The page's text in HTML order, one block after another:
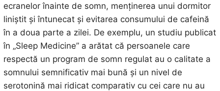
ecranelor înainte de somn, menținerea unui dormitor
liniștit și întunecat și evitarea consumului de cafeină
în a doua parte a zilei. De exemplu, un studiu publicat
în „Sleep Medicine” a arătat că persoanele care
respectă un program de somn regulat au o calitate a
somnului semnificativ mai bună și un nivel de
serotonină mai ridicat comparativ cu cei care nu au